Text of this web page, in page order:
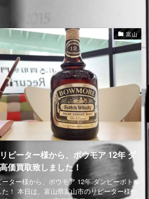
富山
ピーター様から、ボウモア 12年 ダ
価買取致しました！
ター様から、ボウモア 12年 ダンピーボトル
！ 本日は、富山県富山市のリピーター様か